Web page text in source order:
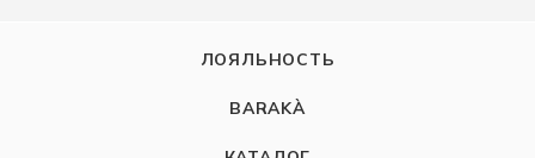
ЛОЯЛЬНОСТЬ
BARAKÀ